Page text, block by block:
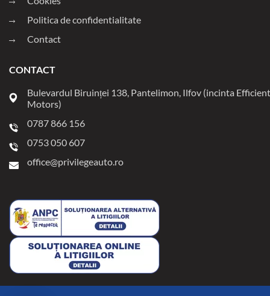
Politica de confidentialitate
Contact
CONTACT
Bulevardul Biruinței 138, Pantelimon, Ilfov (incinta Efficient
Motors)
0787 866 156
0753 050 607
office@privilegeauto.ro